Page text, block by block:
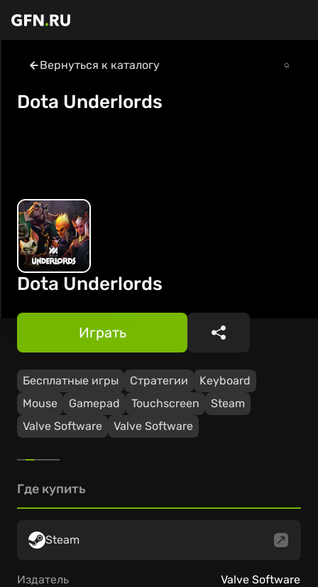
Вернуться к каталогу
Dota Underlords
Dota Underlords
Бесплатные игры Стратегии
Keyboard
Mouse
Gamepad Touchscreen
Steam
Valve Software
Valve Software
Играть Поделиться
Где купить
Steam
Издатель Valve Software